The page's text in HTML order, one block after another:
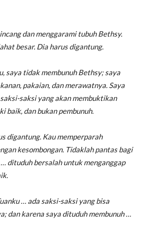
dan menggarami tubuh Bethsy.
besar. Dia harus digantung.
saya tidak membunuh Bethsy; saya
pakaian, dan merawatnya. Saya
saksi yang akan membuktikan
baik, dan bukan pembunuh.
digantung. Kau memperparah
kesombongan. Tidaklah pantas bagi
dituduh bersalah untuk menganggap
… ada saksi-saksi yang bisa
dan karena saya dituduh membunuh …